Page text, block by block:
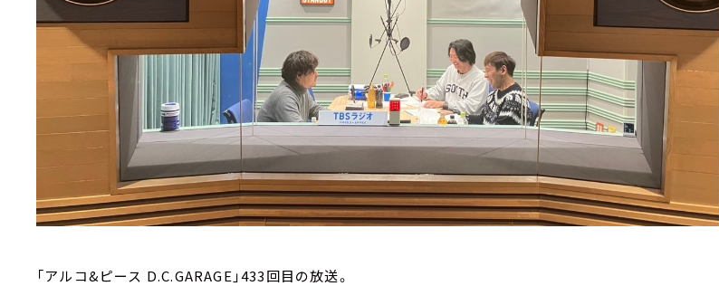
「アルコ&ピース D.C.GARAGE」433回目の放送。